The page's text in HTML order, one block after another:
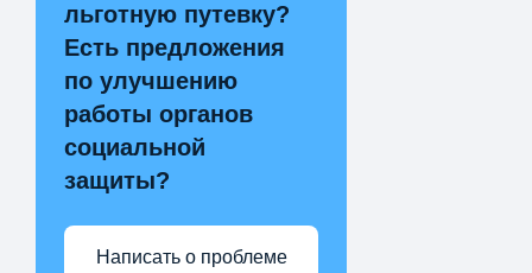
льготную путевку?
Есть предложения
по улучшению
работы органов
социальной
защиты?
Написать о проблеме